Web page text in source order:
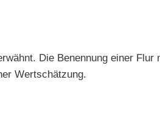
Die Benennung einer
Wertschätzung.